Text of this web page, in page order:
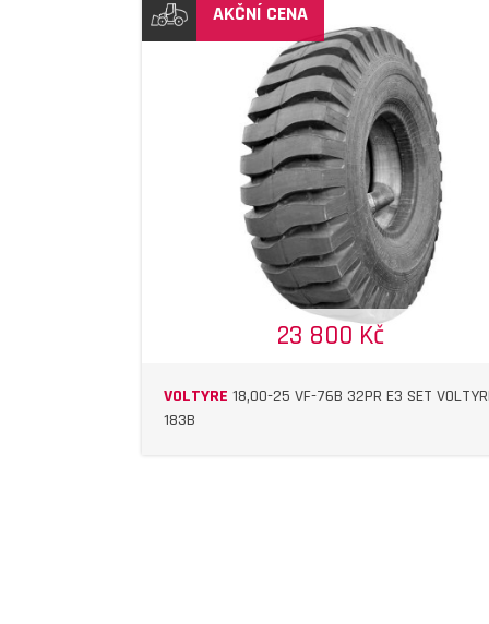
AKČNÍ CENA
23 800 Kč
VOLTYRE 18,00-25 VF-76B 32PR E3 SET
183B
DETAIL